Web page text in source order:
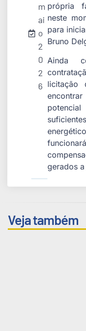
m
ai
o
2
0
2
6
própria
neste
para
Bruno
Ainda
licitação
gerados
Veja também